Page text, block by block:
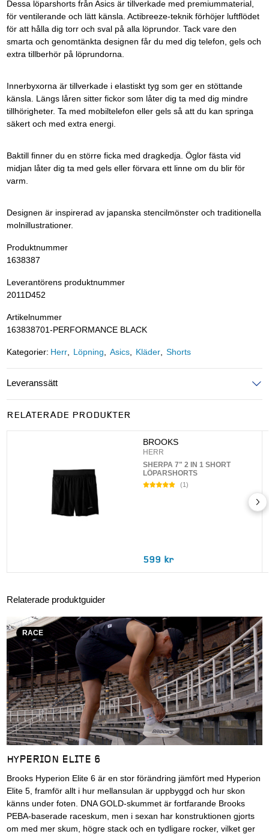
Dessa löparshorts från Asics är tillverkade med premiummaterial,
för ventilerande och lätt känsla. Actibreeze-teknik förhöjer luftflödet
för att hålla dig torr och sval på alla löprundor. Tack vare den
smarta och genomtänkta designen får du med dig telefon, gels och
extra tillberhör på löprundorna.
Innerbyxorna är tillverkade i elastiskt tyg som ger en stöttande
känsla. Längs låren sitter fickor som låter dig ta med dig mindre
tillhörigheter. Ta med mobiltelefon eller gels så att du kan springa
säkert och med extra energi.
Baktill finner du en större ficka med dragkedja. Öglor fästa vid
midjan låter dig ta med gels eller förvara ett linne om du blir för
varm.
Designen är inspirerad av japanska stencilmönster och traditionella
molnillustrationer.
Produktnummer
1638387
Leverantörens produktnummer
2011D452
Artikelnummer
163838701-PERFORMANCE BLACK
Kategorier: Herr Löpning Asics Kläder Shorts
Leveranssätt
RELATERADE PRODUKTER
BROOKS
HERR
SHERPA 7" 2 IN 1 SHORT
LÖPARSHORTS
(1)
599 kr
Relaterade produktguider
RACE
HYPERION ELITE 6
Brooks Hyperion Elite 6 är en stor förändring jämfört med Hyperion
Elite 5, framför allt i hur mellansulan är uppbyggd och hur skon
känns under foten. DNA GOLD-skummet är fortfarande Brooks
PEBA-baserade raceskum, men i sexan har konstruktionen gjorts
om med mer skum, högre stack och en tydligare rocker, vilket ger